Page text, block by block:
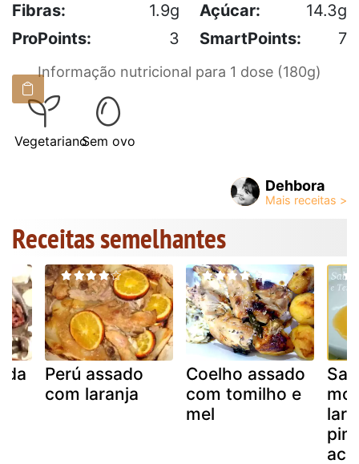
Fibras:
1.9g Açúcar:
14.3g
ProPoints:
3 SmartPoints: 7
Informação nutricional para 1 dose (180g)
VegetarianoSem ovo
Dehbora
Receitas semelhantes
Perú assado
com laranja
Coelho assado
com tomilho e
mel